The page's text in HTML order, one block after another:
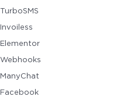
TurboSMS
Invoiless
Elementor
Webhooks
ManyChat
Facebook